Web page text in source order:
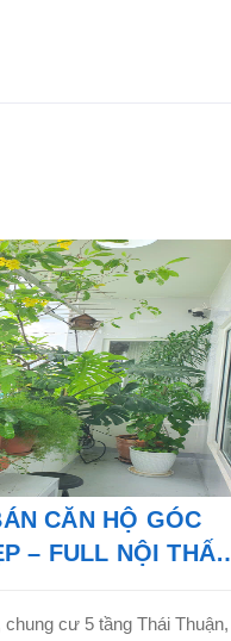
CĂN HỘ GÓC
– FULL NỘI THẤT
chung cư 5 tầng Thái Thuận,